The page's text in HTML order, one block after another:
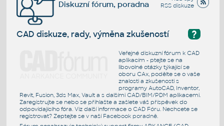
RSS diskuze
Diskuzní fórum, poradna
?
CAD diskuze, rady, výměna zkušeností
Veřejné diskuzní fórum k CAD
aplikacím - ptejte se na
libovolné otázky týkající se
oboru CAx, podělte se o vaše
znalosti a zkušenosti s
programy AutoCAD, Inventor,
Revit, Fusion, 3ds Max, Vault a s dalšími CAD/BIM/PDM aplikacemi.
Zaregistrujte se nebo se přihlašte a zašlete váš příspěvek do
odpovídajícího fóra. Viz další informace o CAD Fóru. Nechcete se
registrovat? Zeptejte se v naší Facebook poradně.